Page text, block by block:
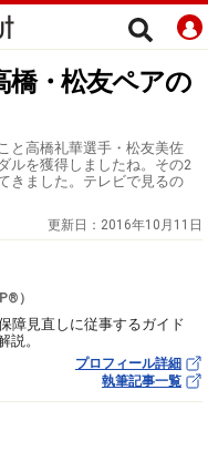
・松友ペアの
と高橋礼華選手・松友美佐
ルを獲得しましたね。その2
きました。テレビで見るの
更新日： 2016年10月11日
）
障見直しに従事するガイド
説。
プロフィール詳細
執筆記事一覧